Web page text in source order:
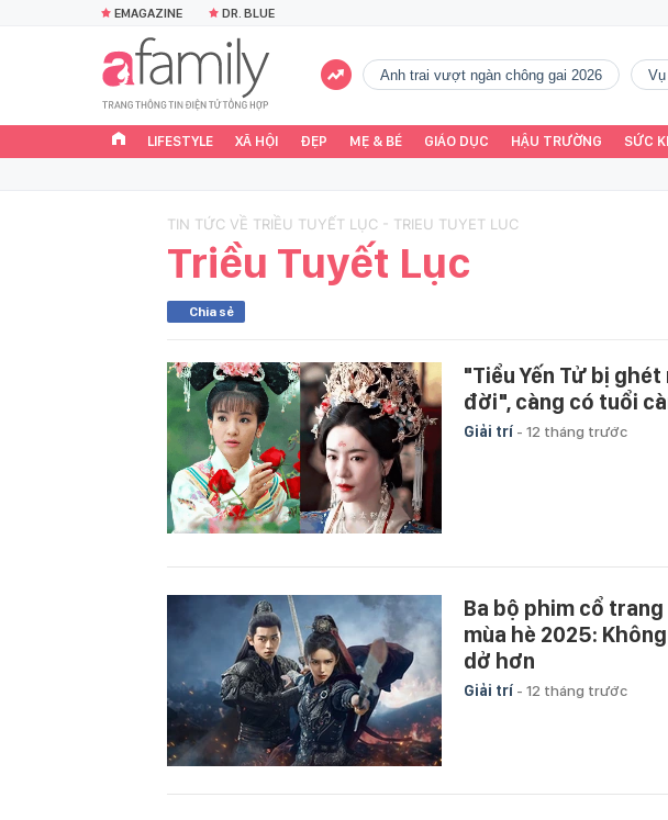
EMAGAZINE DR. BLUE
Anh trai vượt ngàn chông gai 2026
LIFESTYLE XÃ HỘI ĐẸP MẸ & BÉ GIÁO DỤC HẬU TRƯỜNG SỨC
TIN TỨC VỀ TRIỀU TUYẾT LỤC - TRIEU TUYET LUC
Triều Tuyết Lục
Chia sẻ
"Tiểu Yến Tử bị
đời", càng có tuổi
Giải trí - 12 tháng trước
Ba bộ phim cổ
mùa hè 2025:
dở hơn
Giải trí - 12 tháng trước